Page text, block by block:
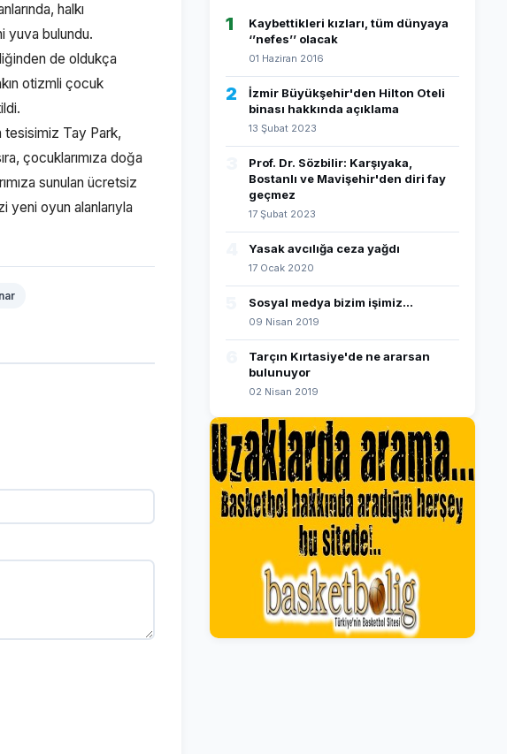
halkı
yuva bulundu.
de oldukça
otizmli çocuk
tesisimiz Tay Park,
çocuklarımıza doğa
sunulan ücretsiz
yeni oyun alanlarıyla
1
Kaybettikleri kızları, tüm dünyaya
‘’nefes’’ olacak
01 Haziran 2016
2
İzmir Büyükşehir'den Hilton Oteli
binası hakkında açıklama
13 Şubat 2023
Prof. Dr. Sözbilir: Karşıyaka,
Bostanlı ve Mavişehir'den diri fay
geçmez
17 Şubat 2023
Yasak avcılığa ceza yağdı
17 Ocak 2020
Sosyal medya bizim işimiz...
09 Nisan 2019
Tarçın Kırtasiye'de ne ararsan
bulunuyor
02 Nisan 2019